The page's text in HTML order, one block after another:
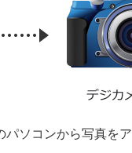
パソコンから写真を